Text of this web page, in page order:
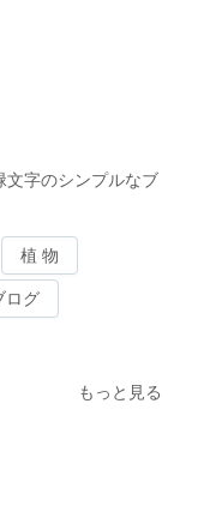
文字のシンプルなブ
植 物
ログ
もっと見る